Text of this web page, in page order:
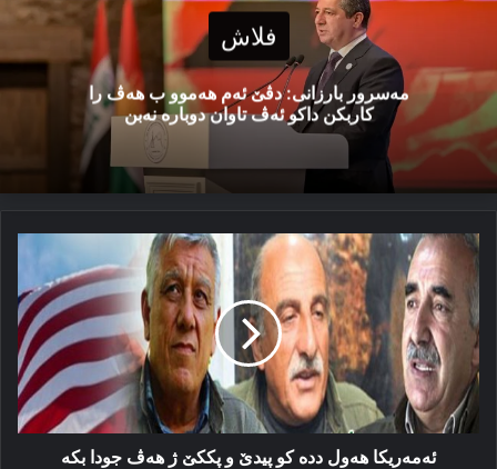
فلاش
مەسرور بارزانی: دڤێ ئەم هەموو ب هەڤ را
کاربکن داکو ئەڤ تاوان دوبارە نەبن
ئەمه‌ریکا
هه‌ول
دده‌
کو
پیدێ
و
پککێ
ژ
هه‌ڤ
جودائەمه‌ریکا هه‌ول دده‌ کو پیدێ و پککێ ژ هه‌ڤ جودا بکه‌